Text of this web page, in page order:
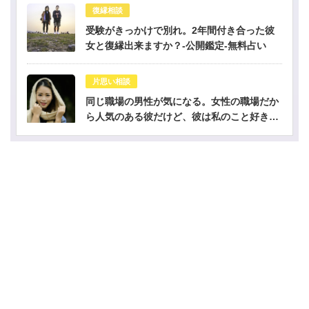
復縁相談
受験がきっかけで別れ。2年間付き合った彼
女と復縁出来ますか？-公開鑑定-無料占い
片思い相談
同じ職場の男性が気になる。女性の職場だか
ら人気のある彼だけど、彼は私のこと好き？-